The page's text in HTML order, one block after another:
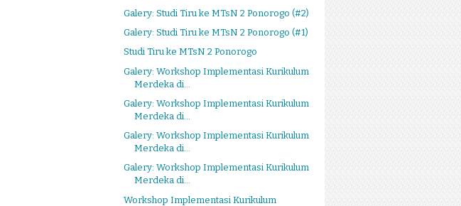
Galery: Studi Tiru ke MTsN 2 Ponorogo (#2)
Galery: Studi Tiru ke MTsN 2 Ponorogo (#1)
Studi Tiru ke MTsN 2 Ponorogo
Galery: Workshop Implementasi Kurikulum
Merdeka di...
Galery: Workshop Implementasi Kurikulum
Merdeka di...
Galery: Workshop Implementasi Kurikulum
Merdeka di...
Galery: Workshop Implementasi Kurikulum
Merdeka di...
Workshop Implementasi Kurikulum